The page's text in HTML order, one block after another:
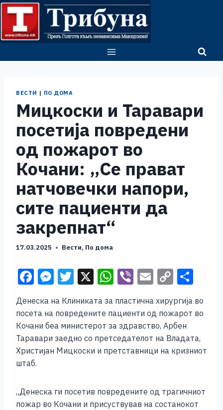
Skip
content
ВЕСТИ | ПО ДОМА
Мицкоски и Таравари
посетија повредени
од пожарот во
Кочани: „Се прават
натчовечки напори,
сите пациенти да
закрепнат“
17.03.2025 Вести, По дома
F
c
e
b
o
o
k
M
ss
e
n
g
T
tt
er
X W
at
s
A
p
Vi
er
E
ai
l
C
p
y
Li
n
ar
Денеска на Клиниката за пластична хирургија во
посета на повредените пациенти од пожарот во
Кочани беа министерот за здравство, Арбен
Таравари заедно со претседателот на Владата,
Христијан Мицкоски и претставници на кризниот
штаб.
„Денеска ги посетив повредените од трагичниот
пожар во Кочани и присуствував на состанокот